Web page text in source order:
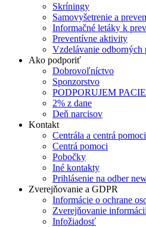
Skríningy
Samovyšetrenie a
Informačné letáky k
Preventívne aktivity
Vzdelávanie odborných
Ako podporiť
Dobrovoľníctvo
Sponzorstvo
PODPORUJEM
2% z dane
Deň narcisov
Kontakt
Centrála a centrá pomoci
Centrá pomoci
Pobočky
Iné kontakty
Prihlásenie na odber
Zverejňovanie a GDPR
Informácie o ochrane
Zverejňovanie
Infožiadosť